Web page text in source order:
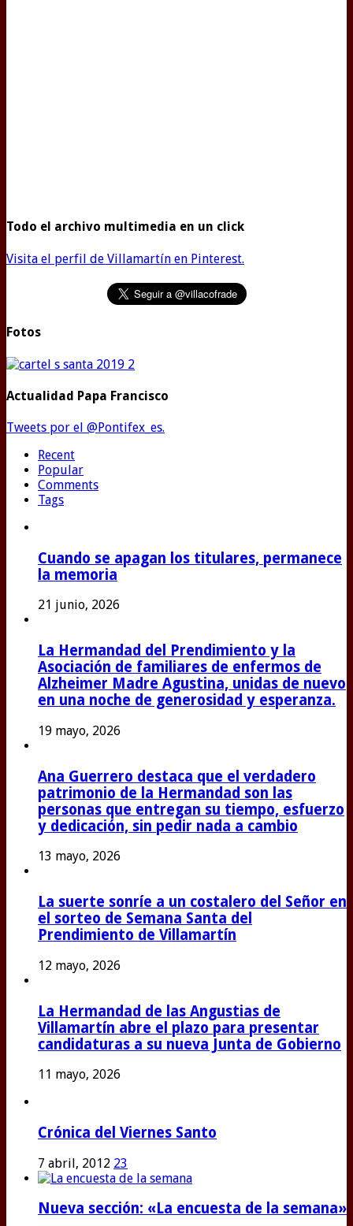
Todo el archivo multimedia en un click
Visita el perfil de Villamartín en Pinterest.
Fotos
Actualidad Papa Francisco
Tweets por el @Pontifex_es.
Recent
Popular
Comments
Tags
Cuando se apagan los titulares, permanece
la memoria
21 junio, 2026
La Hermandad del Prendimiento y la
Asociación de familiares de enfermos de
Alzheimer Madre Agustina, unidas de nuevo
en una noche de generosidad y esperanza.
19 mayo, 2026
Ana Guerrero destaca que el verdadero
patrimonio de la Hermandad son las
personas que entregan su tiempo, esfuerzo
y dedicación, sin pedir nada a cambio
13 mayo, 2026
La suerte sonríe a un costalero del Señor en
el sorteo de Semana Santa del
Prendimiento de Villamartín
12 mayo, 2026
La Hermandad de las Angustias de
Villamartín abre el plazo para presentar
candidaturas a su nueva Junta de Gobierno
11 mayo, 2026
Crónica del Viernes Santo
7 abril, 2012 23
Nueva sección: «La encuesta de la semana»